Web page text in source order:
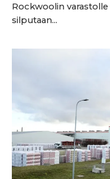
Rockwoolin varastolle
silputaan...